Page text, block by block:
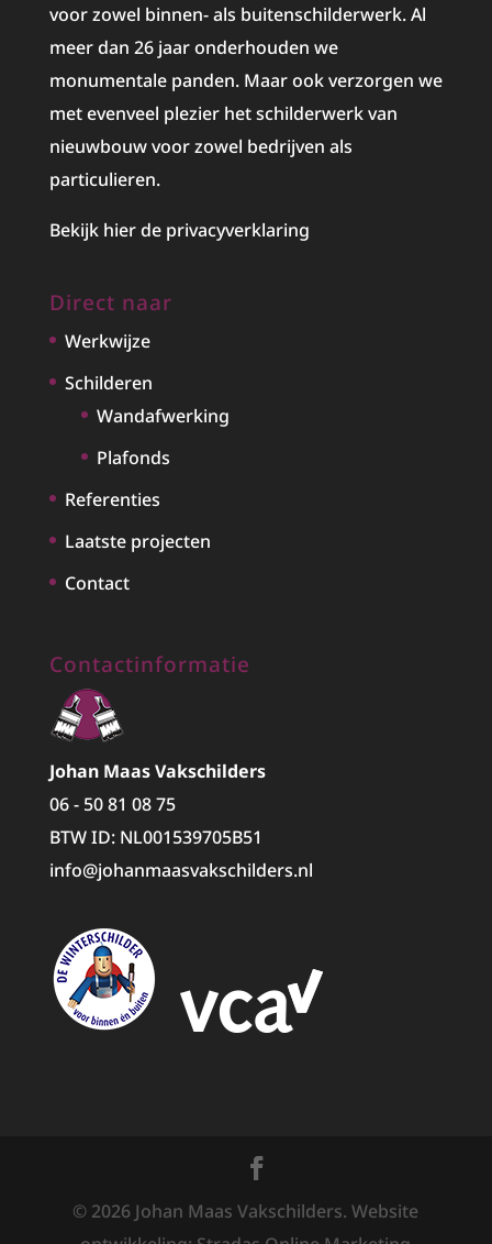
voor zowel binnen- als buitenschilderwerk. Al
meer dan 26 jaar onderhouden we
monumentale panden. Maar ook verzorgen we
met evenveel plezier hetschilderwerkvan
nieuwbouw voor zowel bedrijven als
particulieren.
Bekijk hier de privacyverklaring
Direct naar
Werkwijze
Schilderen
Wandafwerking
Plafonds
Referenties
Laatste projecten
Contact
Contactinformatie
Johan Maas Vakschilders
06 - 50 81 08 75
BTW ID: NL001539705B51
info@johanmaasvakschilders.nl
© 2026 Johan Maas Vakschilders. Website